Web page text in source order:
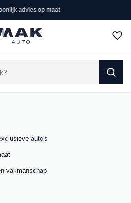
advies op maat
en klaar voor een
collectie Porsche, Audi,
auto's
vakmanschap